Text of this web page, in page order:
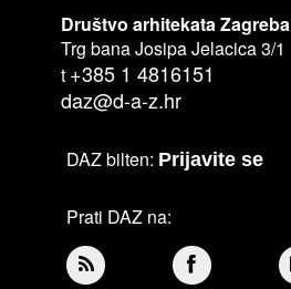
Društvo arhitekata Zagreba
Trg bana Josipa Jelacica 3/1
t +385 1 4816151
daz@d-a-z.hr
DAZ bilten: Prijavite se
Prati DAZ na: